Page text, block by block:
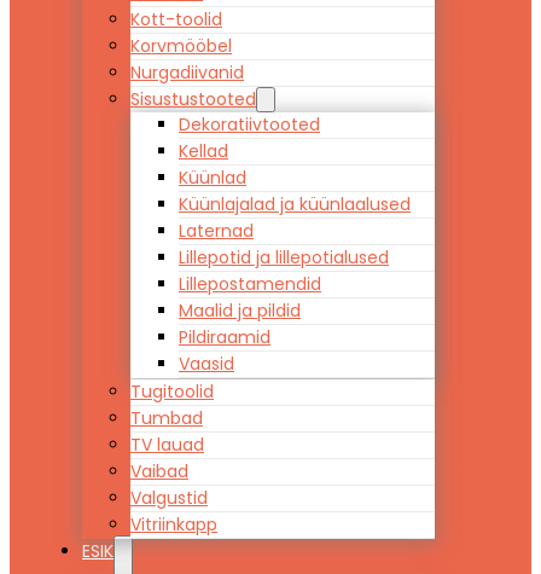
Kott-toolid
Korvmööbel
Nurgadiivanid
Sisustustooted
Dekoratiivtooted
Kellad
Küünlad
Küünlajalad ja küünlaalused
Laternad
Lillepotid ja lillepotialused
Lillepostamendid
Maalid ja pildid
Pildiraamid
Vaasid
Tugitoolid
Tumbad
TV lauad
Vaibad
Valgustid
Vitriinkapp
ESIK